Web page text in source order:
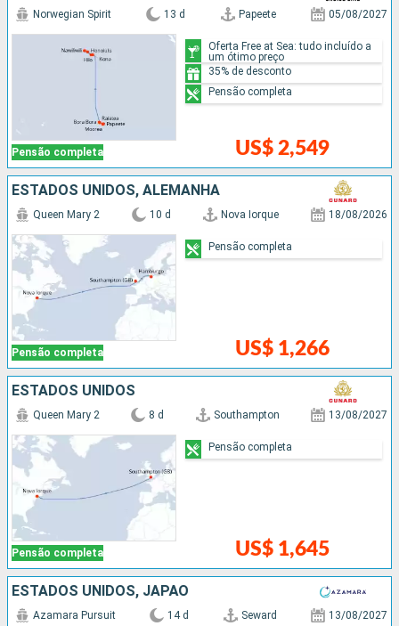
Pensão completa
Norwegian Spirit 13 d Papeete 05/08/2027
US$ 2,549
Oferta Free at Sea: tudo incluído a
um ótimo preço
35% de desconto
Pensão completa
ESTADOS UNIDOS, ALEMANHA
Pensão completa
Queen Mary 2 10 d Nova Iorque 18/08/2026
US$ 1,266
Pensão completa
ESTADOS UNIDOS
Pensão completa
Queen Mary 2 8 d Southampton 13/08/2027
US$ 1,645
Pensão completa
ESTADOS UNIDOS, JAPÃO
Azamara Pursuit 14 d Seward 13/08/2027